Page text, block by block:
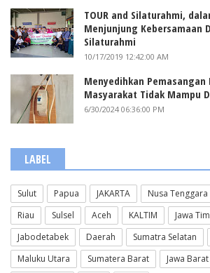
TOUR and Silaturahmi,
Menjunjung Kebersamaan
Silaturahmi
10/17/2019 12:42:00 AM
Menyedihkan
Masyarakat Tidak Mampu
6/30/2024 06:36:00 PM
LABEL
Sulut Papua JAKARTA Nusa Tenggara
Riau
Sulsel Aceh KALTIM Jawa
Jabodetabek
Daerah Sumatra Selatan
Maluku Utara
Sumatera Barat Jawa Barat